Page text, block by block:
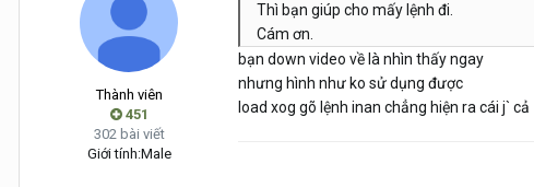
Thành viên
451
302 bài viết
Giới tính:Male
Thì bạn giúp cho mấy lệnh đi.
Cám ơn.
bạn down video về là nhìn thấy ngay
nhưng hình như ko sử dụng được
load xog gõ lệnh inan chẳng hiện ra cái j` cả